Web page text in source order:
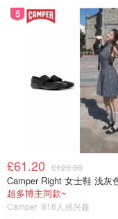
5
£61.20 £120.00
Camper Right 女士鞋 浅灰
超多博主同款~
Camper 818人感兴趣